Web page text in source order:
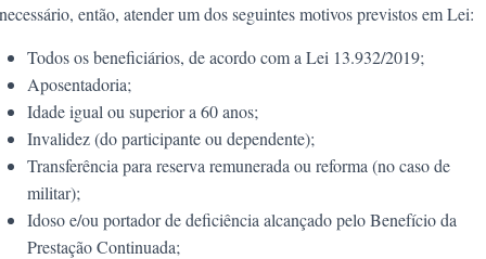
então, atender um dos seguintes motivos previstos em Lei:
Todos os beneficiários, de acordo com a Lei 13.932/2019;
Aposentadoria;
Idade igual ou superior a 60 anos;
Invalidez (do participante ou dependente);
Transferência para reserva remunerada ou reforma (no caso de
militar);
Idoso e/ou portador de deficiência alcançado pelo Benefício da
Prestação Continuada;